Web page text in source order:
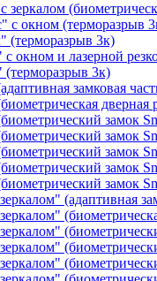
зеркалом
с окном (терморазрыв
(терморазрыв 3к)
окном и лазерной
3к)
замковая
дверная
замок
замок
замок
замок
замок
(адаптивная